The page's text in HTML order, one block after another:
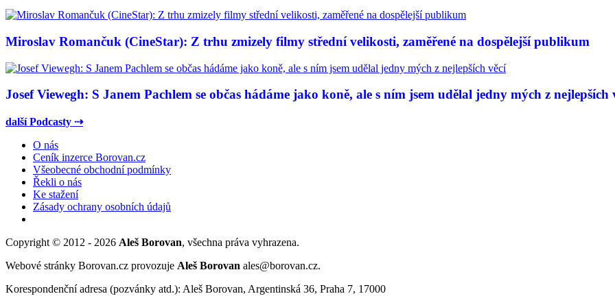
Miroslav Romančuk (CineStar): Z trhu zmizely filmy střední velikosti, zaměřené na dospělejší publikum
Josef Viewegh: S Janem Pachlem se občas hádáme jako koně, ale s ním jsem udělal jedny mých z nejlepších
další Podcasty ⇢
O nás
Ceník inzerce Borovan.cz
Všeobecné obchodní podmínky
Řekli o nás
Ke stažení
Zásady ochrany osobních údajů
Copyright © 2012 - 2026 Aleš Borovan, všechna práva vyhrazena.
Webové stránky Borovan.cz provozuje Aleš Borovan ales@borovan.cz.
Korespondenční adresa (pozvánky atd.): Aleš Borovan, Argentinská 36, Praha 7, 17000